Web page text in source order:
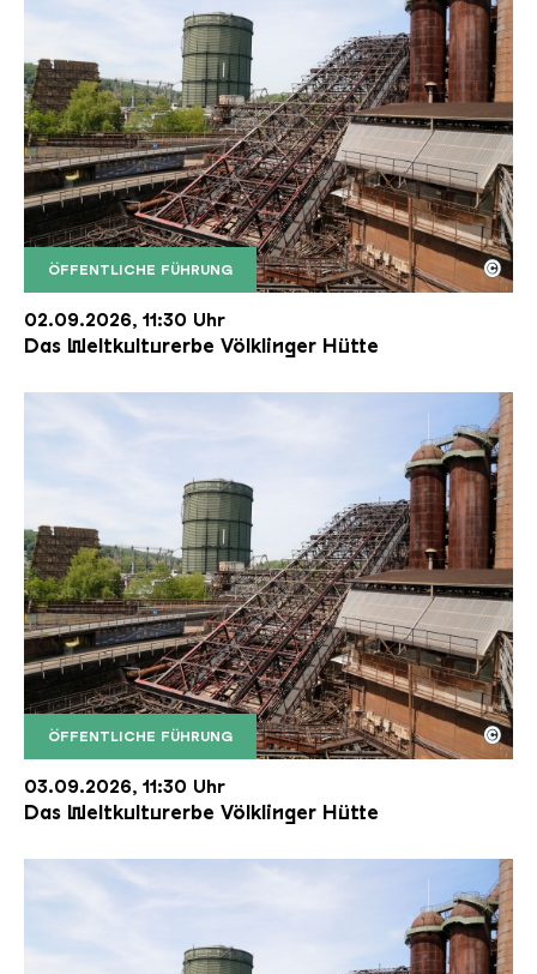
ÖFFENTLICHE FÜHRUNG
Der Erzschrägaufzug der Völklinger Hütte mit
Copyright: Weltkulturerbe Völklinger Hütte | Karl
©
02.09.2026, 11:30 Uhr
Das Weltkulturerbe Völklinger Hütte
ÖFFENTLICHE FÜHRUNG
Der Erzschrägaufzug der Völklinger Hütte mit
Copyright: Weltkulturerbe Völklinger Hütte | Karl
©
03.09.2026, 11:30 Uhr
Das Weltkulturerbe Völklinger Hütte